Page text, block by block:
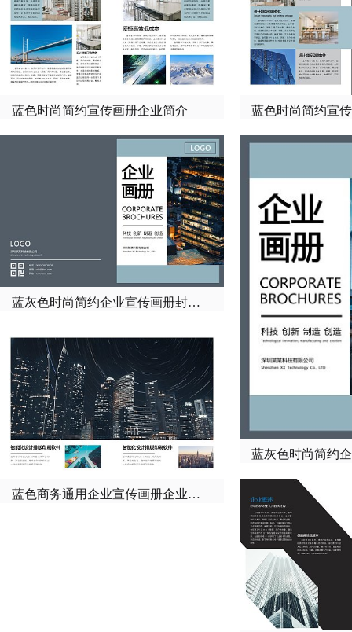
蓝色时尚简约宣传画册企业简介 蓝色时尚简约宣
蓝灰色时尚简约企业宣传画册封面封底
蓝灰色时尚简约
蓝色商务通用企业宣传画册企业概述